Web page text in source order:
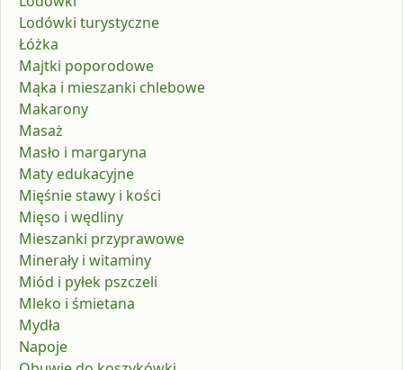
Lodówki turystyczne
Łóżka
Majtki poporodowe
Mąka i mieszanki chlebowe
Makarony
Masaż
Masło i margaryna
Maty edukacyjne
Mięśnie stawy i kości
Mięso i wędliny
Mieszanki przyprawowe
Minerały i witaminy
Miód i pyłek pszczeli
Mleko i śmietana
Mydła
Napoje